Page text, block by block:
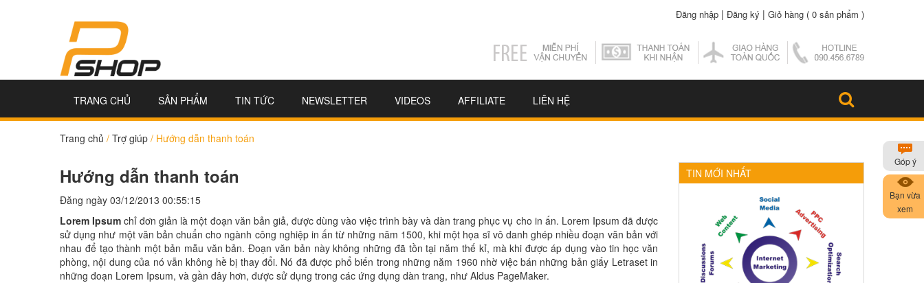
Đăng nhập | Đăng ký | Giỏ hàng ( 0 sản phẩm )
TRANG CHỦ SẢN PHẨM TIN TỨC NEWSLETTER VIDEOS AFFILIATE LIÊN HỆ
Trang chủ / Trợ giúp / Hướng dẫn thanh toán
Hướng dẫn thanh toán
Đăng ngày 03/12/2013 00:55:15
Lorem Ipsum chỉ đơn giản là một đoạn văn bản giả, được dùng vào việc trình bày và dàn trang phục vụ cho in ấn. Lorem Ipsum đã được
sử dụng như một văn bản chuẩn cho ngành công nghiệp in ấn từ những năm 1500, khi một họa sĩ vô danh ghép nhiều đoạn văn bản với
nhau để tạo thành một bản mẫu văn bản. Đoạn văn bản này không những đã tồn tại năm thế kỉ, mà khi được áp dụng vào tin học văn
phòng, nội dung của nó vẫn không hề bị thay đổi. Nó đã được phổ biến trong những năm 1960 nhờ việc bán những bản giấy Letraset in
những đoạn Lorem Ipsum, và gần đây hơn, được sử dụng trong các ứng dụng dàn trang, như Aldus PageMaker.
TIN MỚI NHẤT
Góp ý
Bạn vừa
xem